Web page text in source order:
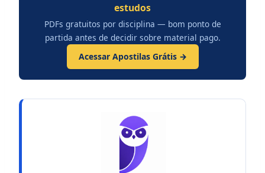
estudos
PDFs gratuitos por disciplina — bom ponto de
partida antes de decidir sobre material pago.
Acessar Apostilas Grátis →